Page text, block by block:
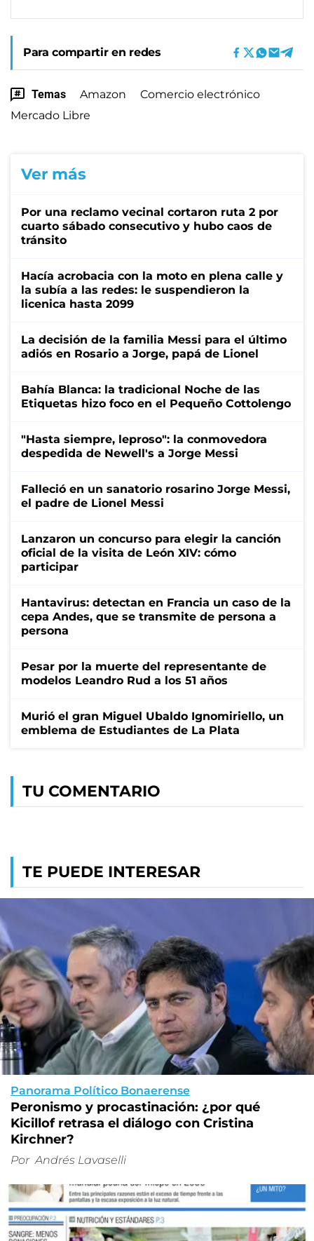
Para compartir en redes
Temas Amazon
Comercio electrónico
Mercado Libre
Ver más
Por una reclamo vecinal cortaron ruta 2 por
cuarto sábado consecutivo y hubo caos de
tránsito
Hacía acrobacia con la moto en plena calle y
la subía a las redes: le suspendieron la
licenica hasta 2099
La decisión de la familia Messi para el último
adiós en Rosario a Jorge, papá de Lionel
Bahía Blanca: la tradicional Noche de las
Etiquetas hizo foco en el Pequeño Cottolengo
"Hasta siempre, leproso": la conmovedora
despedida de Newell's a Jorge Messi
Falleció en un sanatorio rosarino Jorge Messi,
el padre de Lionel Messi
Lanzaron un concurso para elegir la canción
oficial de la visita de León XIV: cómo
participar
Hantavirus: detectan en Francia un caso de la
cepa Andes, que se transmite de persona a
persona
Pesar por la muerte del representante de
modelos Leandro Rud a los 51 años
Murió el gran Miguel Ubaldo Ignomiriello, un
emblema de Estudiantes de La Plata
TU COMENTARIO
TE PUEDE INTERESAR
Panorama Político Bonaerense
Peronismo y procastinación: ¿por qué
Kicillof retrasa el diálogo con Cristina
Kirchner?
Por Andrés Lavaselli